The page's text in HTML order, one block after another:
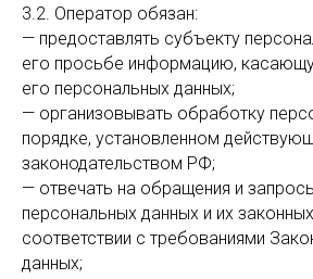
3.2. Оператор обязан:
— предоставлять субъекту
его просьбе информацию,
его персональных данных;
— организовывать обработку
порядке, установленном
законодательством РФ;
— отвечать на обращения и
персональных данных и их
соответствии с требованиями
данных;